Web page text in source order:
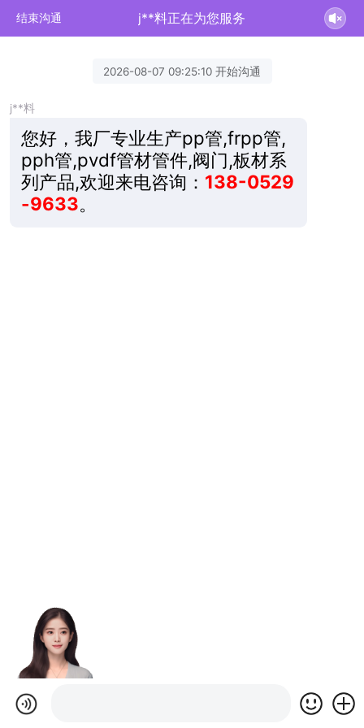
结束沟通 j**料正在为您服务
2026-08-07 09:25:10 开始沟通
j**料
您好，我厂专业生产pp管,frpp管,
pph管,pvdf管材管件,阀门,板材系
列产品,欢迎来电咨询： 138-0529
-9633。